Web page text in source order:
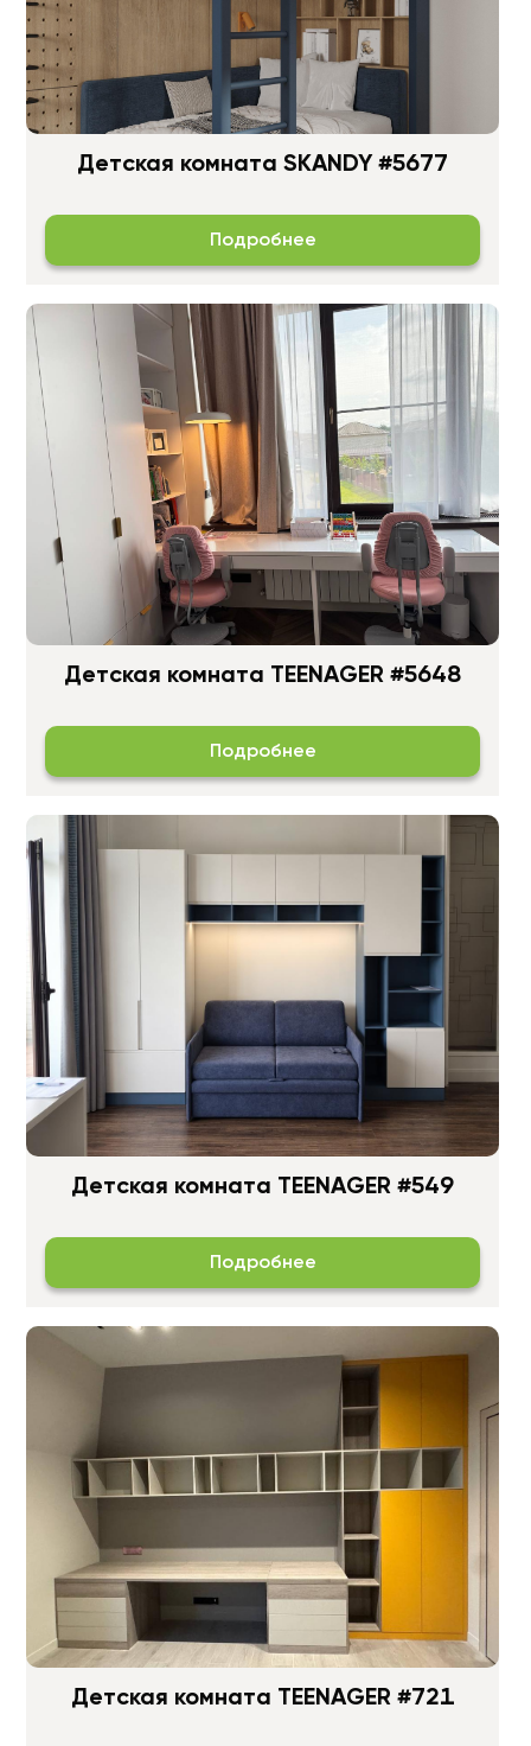
Детская комната SKANDY #5677
Подробнее
Детская комната TEENAGER #5648
Подробнее
Детская комната TEENAGER #549
Подробнее
Детская комната TEENAGER #721